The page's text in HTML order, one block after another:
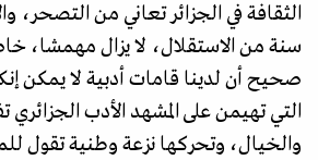
الثقافة في الجزائر تعاني من التصحر،
سنة من الاستقلال، لا يزال مهمشا،
صحيح أن لدينا قامات أدبية لا يمكن
التي تهيمن على المشهد الأدب الجزائري
والخيال، وتحركها نزعة وطنية تقول